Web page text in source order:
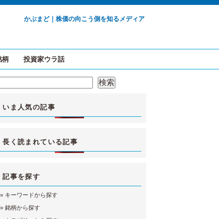
かぶまど｜株価の向こう側を知るメディア
柄 投資家ウラ話
検索
いま人気の記事
長く読まれている記事
記事を探す
» キーワードから探す
»銘柄から探す